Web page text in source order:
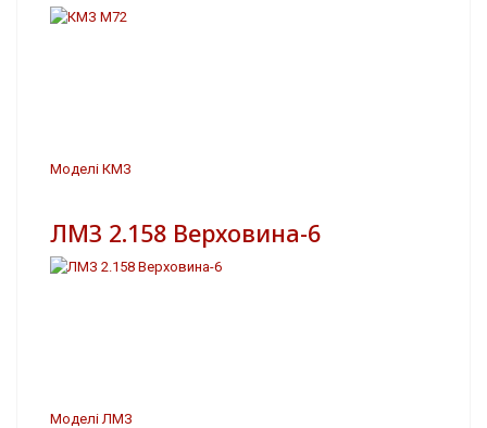
Моделі КМЗ
ЛМЗ 2.158 Верховина-6
Моделі ЛМЗ